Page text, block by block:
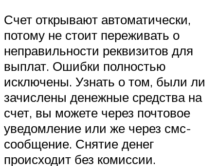
Счет открывают автоматически,
потому не стоит переживать о
неправильности реквизитов для
выплат. Ошибки полностью
исключены. Узнать о том, были ли
зачислены денежные средства на
счет, вы можете через почтовое
уведомление или же через смс-
сообщение. Снятие денег
происходит без комиссии.